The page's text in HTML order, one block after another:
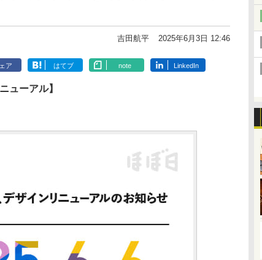
吉田航平 2025年6月3日 12:46
ア はてブ note LinkedIn
ューアル】